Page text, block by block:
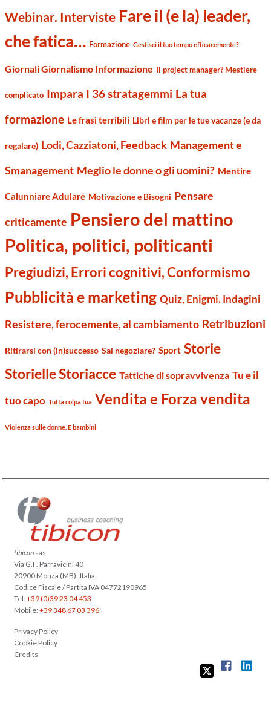
Webinar. Interviste Fare il (e la) leader,
che fatica… Formazione Gestisci il tuo tempo efficacemente?
Giornali Giornalismo Informazione Il project manager? Mestiere
complicato Impara I 36 stratagemmi La tua
formazione Le frasi terribili Libri e film per le tue vacanze (e da
regalare) Lodi, Cazziatoni, Feedback Management e
Smanagement Meglio le donne o gli uomini? Mentire
Calunniare Adulare Motivazione e Bisogni Pensare
criticamente Pensiero del mattino
Politica, politici, politicanti
Pregiudizi, Errori cognitivi, Conformismo
Pubblicità e marketing Quiz, Enigmi. Indagini
Resistere, ferocemente, al cambiamento Retribuzioni
Ritirarsi con (in)successo Sai negoziare? Sport Storie
Storielle Storiacce Tattiche di sopravvivenza Tu e il
tuo capo Tutta colpa tua Vendita e Forza vendita
Violenza sulle donne. E bambini
tibicon sas
Via G.F. Parravicini 40
20900 Monza (MB) -Italia
Codice Fiscale / Partita IVA 04772190965
Tel:+39 (0)39 23 04 453
Mobile:+39 348 67 03 396
Privacy Policy
Cookie Policy
Credits